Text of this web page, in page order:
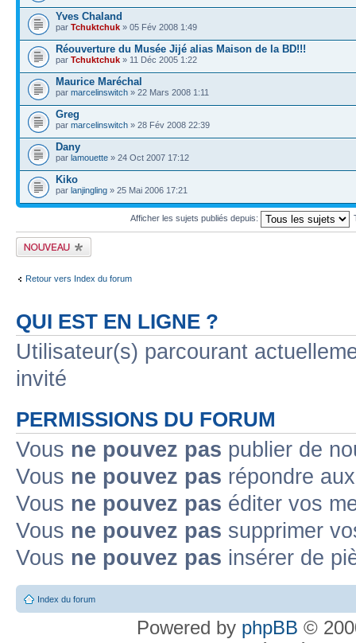
Yves Chaland
par Tchuktchuk » 05 Fév 2008 1:49
Réouverture du Musée Jijé alias Maison de la BD!!!
par Tchuktchuk » 11 Déc 2005 1:22
Maurice Maréchal
par marcelinswitch » 22 Mars 2008 1:11
Greg
par marcelinswitch » 28 Fév 2008 22:39
Dany
par lamouette » 24 Oct 2007 17:12
Kiko
par lanjingling » 25 Mai 2006 17:21
Afficher les sujets publiés depuis:
Publier un nouveau
sujet
Retour vers Index du forum
QUI EST EN LIGNE ?
Utilisateur(s) parcourant
invité
PERMISSIONS DU FORUM
Vous ne pouvez pas publier de
Vous ne pouvez pas répondre
Vous ne pouvez pas éditer vos
Vous ne pouvez pas supprimer
Vous ne pouvez pas insérer de
Index du forum
Powered by phpBB ©